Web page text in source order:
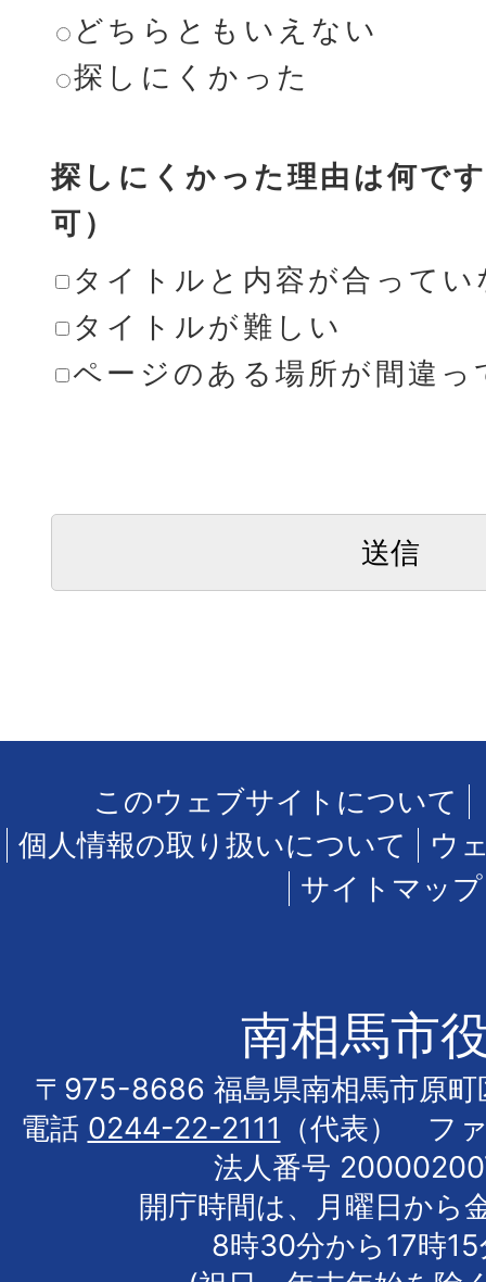
どちらともいえない
探しにくかった
探しにくかった理由は何で
可）
タイトルと内容が合ってい
タイトルが難しい
ページのある場所が間違っ
このウェブサイトについて
個人情報の取り扱いについて
ウ
サイトマップ
南相馬市
〒975-8686 福島県南相馬市原町
電話 0244-22-2111
（代表） フ
法人番号
開庁時間は、月曜日から
8時30分から17時